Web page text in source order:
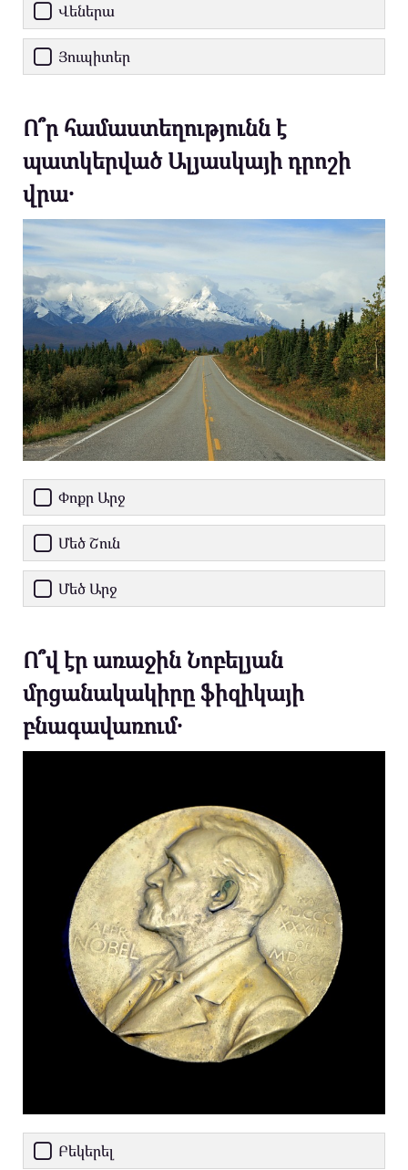
Վեներա
Յուպիտեր
Ո՞ր համաստեղությունն է
պատկերված Ալյասկայի դրոշի
վրա․
Փոքր Արջ
Մեծ Շուն
Մեծ Արջ
Ո՞վ էր առաջին Նոբելյան
մրցանակակիրը ֆիզիկայի
բնագավառում․
Բեկերել